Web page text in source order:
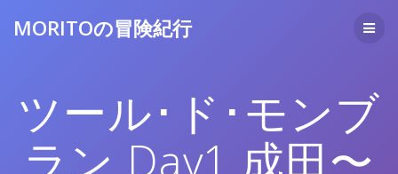
へ
ス
ッ
MORITOの冒険紀行
ツール･ド･モンブ
ラン Day1 成田〜